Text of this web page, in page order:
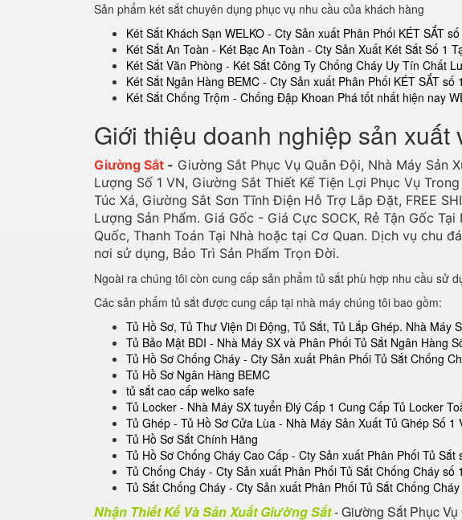
Sản phẩm két sắt chuyên dụng phục vụ nhu cầu của khách hàng
Két Sắt Khách Sạn WELKO - Cty Sản xuất Phân Phối KÉT SẮT
Két Sắt An Toàn - Két Bạc An Toàn - Cty Sản Xuất Két Sắt Số 1
Két Sắt Văn Phòng - Két Sắt Công Ty Chống Cháy Uy Tín Chất
Két Sắt Ngân Hàng BEMC - Cty Sản xuất Phân Phối KÉT SẮT số
Két Sắt Chống Trộm - Chống Đập Khoan Phá tốt nhất hiện nay
Giới thiệu doanh nghiệp sản
Giường Sắt - Giường Sắt Phục Vụ Quân Đội, Nhà Máy Sản
Lượng Số 1 VN, Giường Sắt Thiết Kế Tiện Lợi Phục Vụ
Túc Xá, Giường Sắt Sơn Tĩnh Điện Hỗ Trợ Lắp Đặt, FREE
Lượng Sản Phẩm. Giá Gốc - Giá Cực SOCK, Rẻ Tận Gốc
Quốc, Thanh Toán Tại Nhà hoặc tại Cơ Quan. Dịch vụ chu
nơi sử dụng, Bảo Trì Sản Phẩm Trọn Đời.
Ngoài ra chúng tôi còn cung cấp sản phẩm tủ sắt phù hợp nhu cầu sử
Các sản phẩm tủ sắt được cung cấp tại nhà máy chúng tôi bao gồm:
Tủ Hồ Sơ, Tủ Thư Viện Di Động, Tủ Sắt, Tủ Lắp Ghép. Nhà Máy
Tủ Bảo Mật BDI - Nhà Máy SX và Phân Phối Tủ Sắt Ngân Hàng
Tủ Hồ Sơ Chống Cháy - Cty Sản xuất Phân Phối Tủ Sắt Chống
Tủ Hồ Sơ Ngân Hàng BEMC
tủ sắt cao cấp welko safe
Tủ Locker - Nhà Máy SX tuyển Đlý Cấp 1 Cung Cấp Tủ Locker
Tủ Ghép - Tủ Hồ Sơ Cửa Lùa - Nhà Máy Sản Xuất Tủ Ghép Số 1
Tủ Hồ Sơ Sắt Chính Hãng
Tủ Hồ Sơ Chống Cháy Cao Cấp - Cty Sản xuất Phân Phối Tủ Sắt
Tủ Chống Cháy - Cty Sản xuất Phân Phối Tủ Sắt Chống Cháy số
Tủ Sắt Chống Cháy - Cty Sản xuất Phân Phối Tủ Sắt Chống
Nhận Thiết Kế Và Sản Xuất Giường Sắt- Giường Sắt Phục